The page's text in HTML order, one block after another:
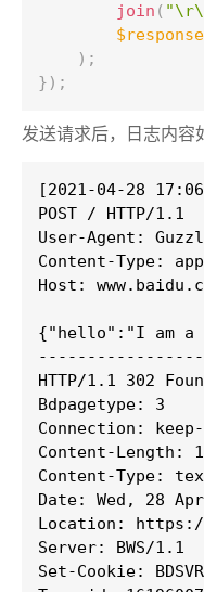
join (
$response
) ;
} ) ;
发送请求后，日志内容
[2021-04-28
POST / HTTP/1.1
User-Agent:
Content-Type:
Host:
{"hello":"I am a
HTTP/1.1 302
Bdpagetype: 3
Connection:
Content-Length:
Content-Type:
Date: Wed, 28
Location: https://
Server: BWS/1.1
Set-Cookie: